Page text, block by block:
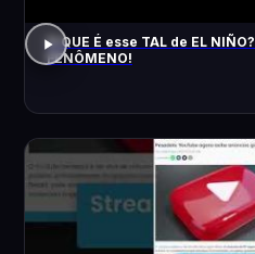
O QUE É esse TAL de EL
FENÔMENO!